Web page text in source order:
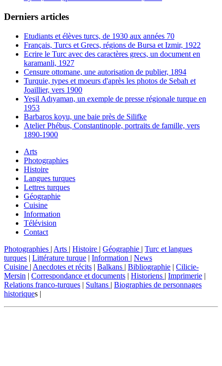
Derniers articles
Etudiants et élèves turcs, de 1930 aux années 70
Français, Turcs et Grecs, régions de Bursa et Izmir, 1922
Ecrire le Turc avec des caractères grecs, un document en
karamanli, 1927
Censure ottomane, une autorisation de publier, 1894
Turquie, types et moeurs d'après les photos de Sebah et
Joaillier, vers 1900
Yeşil Adıyaman, un exemple de presse régionale turque en
1953
Barbaros koyu, une baie près de Silifke
Atelier Phébus, Constantinople, portraits de famille, vers
1890-1900
Arts
Photographies
Histoire
Langues turques
Lettres turques
Géographie
Cuisine
Information
Télévision
Contact
Photographies | Arts | Histoire | Géographie | Turc et langues
turques | Littérature turque | Information | News
Cuisine | Anecdotes et récits | Balkans | Bibliographie | Cilicie-
Mersin | Correspondance et documents | Historiens | Imprimerie |
Relations franco-turques | Sultans | Biographies de personnages
historiques |